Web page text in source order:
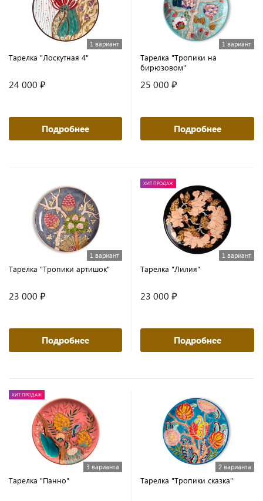
1 вариант
Тарелка "Лоскутная 4"
24 000 ₽
Подробнее
1 вариант
Тарелка "Тропики на
бирюзовом"
25 000 ₽
Подробнее
1 вариант
Тарелка "Тропики артишок"
23 000 ₽
Подробнее
ХИТ ПРОДАЖ
1 вариант
Тарелка "Лилия"
23 000 ₽
Подробнее
ХИТ ПРОДАЖ
3 варианта
Тарелка "Панно"
2 варианта
Тарелка "Тропики сказка"